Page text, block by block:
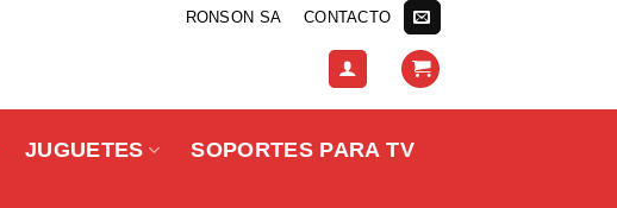
RONSON SA CONTACTO
JUGUETES SOPORTES PARA TV